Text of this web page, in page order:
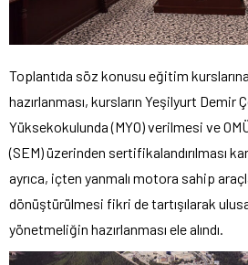
Toplantıda söz konusu eğitim
hazırlanması, kursların Yeşilyurt Demir
Yüksekokulunda (MYO) verilmesi ve
(SEM) üzerinden sertifikalandırılması
ayrıca, içten yanmalı motora sahip
dönüştürülmesi fikri de tartışılarak
yönetmeliğin hazırlanması ele alındı.